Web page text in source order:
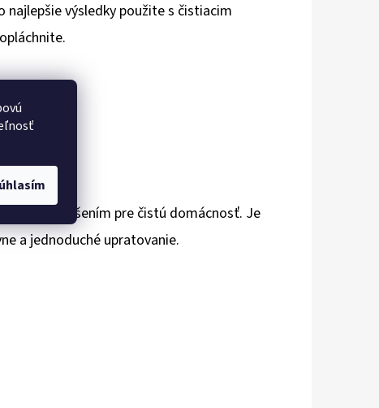
najlepšie výsledky použite s čistiacim
účinným riešením pre čistú domácnosť. Je
a jednoduché upratovanie.